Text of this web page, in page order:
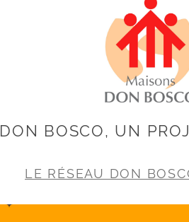
DON BOSCO, UN
LE RÉSEAU DON